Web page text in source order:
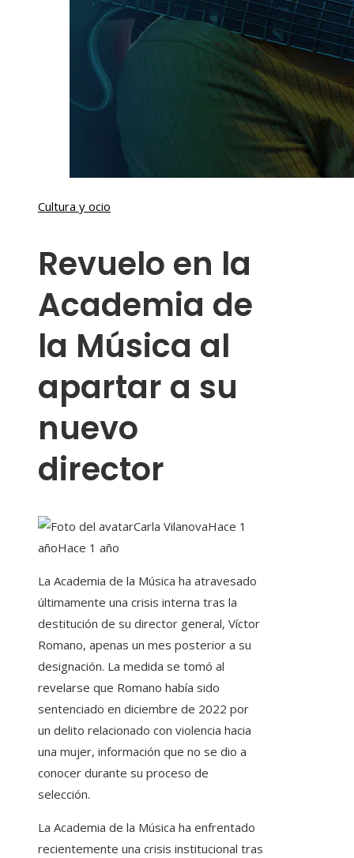
Cultura y ocio
Revuelo en la
Academia de
la Música al
apartar a su
nuevo
director
Carla VilanovaHace 1
añoHace 1 año
La Academia de la Música ha atravesado
últimamente una crisis interna tras la
destitución de su director general, Víctor
Romano, apenas un mes posterior a su
designación. La medida se tomó al
revelarse que Romano había sido
sentenciado en diciembre de 2022 por
un delito relacionado con violencia hacia
una mujer, información que no se dio a
conocer durante su proceso de
selección.
La Academia de la Música ha enfrentado
recientemente una crisis institucional tras